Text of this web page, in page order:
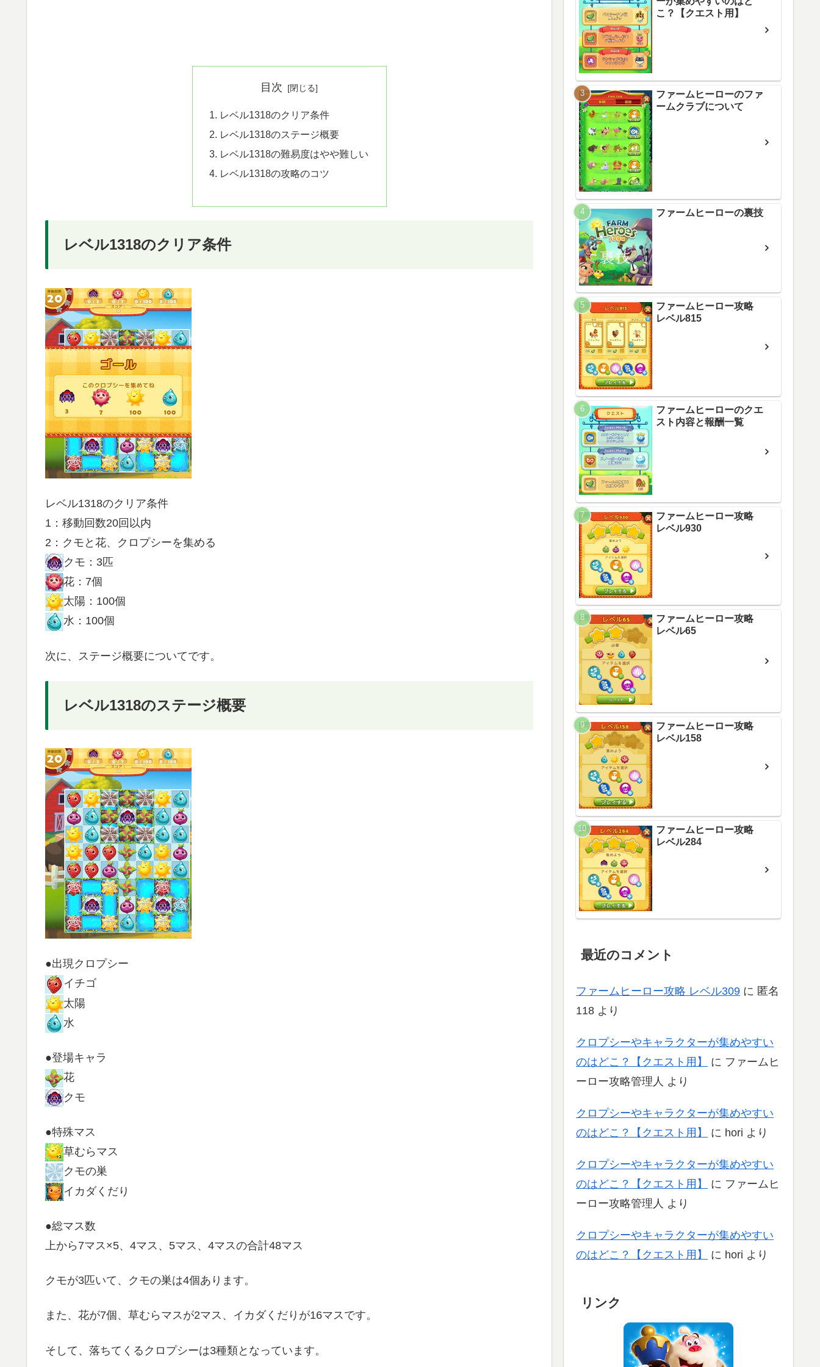
目次
レベル1318のクリア条件
レベル1318のステージ概要
レベル1318の難易度はやや難しい
レベル1318の攻略のコツ
レベル1318のクリア条件
レベル1318のクリア条件
1：移動回数20回以内
2：クモと花、クロプシーを集める
クモ：3匹
花：7個
太陽：100個
水：100個
次に、ステージ概要についてです。
レベル1318のステージ概要
●出現クロプシー
イチゴ
太陽
水
●登場キャラ
花
クモ
●特殊マス
草むらマス
クモの巣
イカダくだり
●総マス数
上から7マス×5、4マス、5マス、4マスの合計48マス
クモが3匹いて、クモの巣は4個あります。
また、花が7個、草むらマスが2マス、イカダくだりが16マスです。
そして、落ちてくるクロプシーは3種類となっています。
こ？【クエスト用】
ファームヒーローのファ
ームクラブについて
ファームヒーローの裏技
ファームヒーロー攻略
レベル815
ファームヒーローのクエ
スト内容と報酬一覧
ファームヒーロー攻略
レベル930
ファームヒーロー攻略
レベル65
ファームヒーロー攻略
レベル158
ファームヒーロー攻略
レベル284
最近のコメント
ファームヒーロー攻略 レベル309 に 匿名
118 より
クロプシーやキャラクターが集めやすい
のはどこ？【クエスト用】
に ファームヒ
ーロー攻略管理人 より
クロプシーやキャラクターが集めやすい
のはどこ？【クエスト用】
に hori より
クロプシーやキャラクターが集めやすい
のはどこ？【クエスト用】
に ファームヒ
ーロー攻略管理人 より
クロプシーやキャラクターが集めやすい
のはどこ？【クエスト用】
に hori より
リンク